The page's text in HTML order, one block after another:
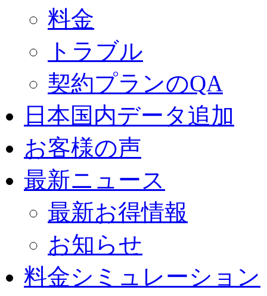
料金
トラブル
契約プランのQA
日本国内データ追加
お客様の声
最新ニュース
最新お得情報
お知らせ
料金シミュレーション